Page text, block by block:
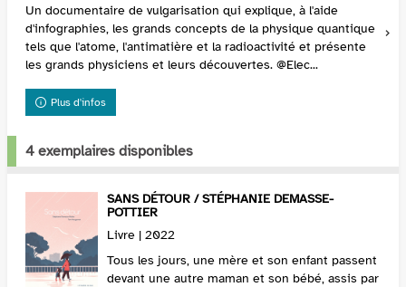
Un documentaire de vulgarisation qui explique, à l'aide
d'infographies, les grands concepts de la physique quantique
tels que l'atome, l'antimatière et la radioactivité et présente
les grands physiciens et leurs découvertes. @Elec...
Plus d'infos
4 exemplaires disponibles
SANS DÉTOUR / STÉPHANIE DEMASSE-
POTTIER
Livre | 2022
Tous les jours, une mère et son enfant passent
devant une autre maman et son bébé, assis par